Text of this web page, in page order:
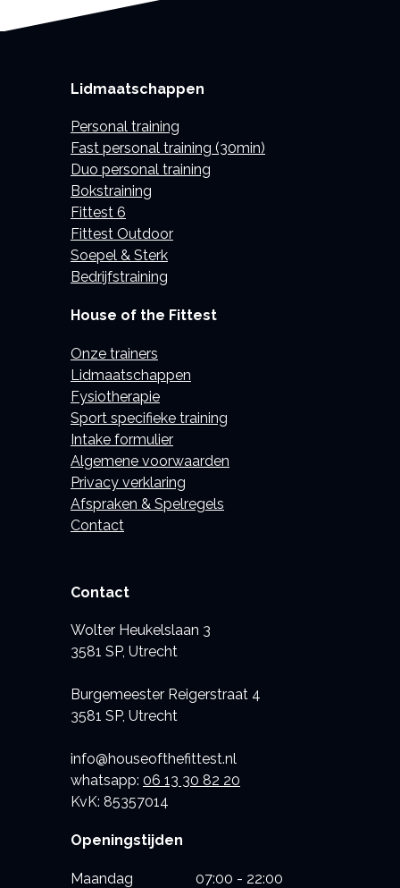
Lidmaatschappen
Personal training
Fast personal training (30min)
Duo personal training
Bokstraining
Fittest 6
Fittest Outdoor
Soepel & Sterk
Bedrijfstraining
House of the Fittest
Onze trainers
Lidmaatschappen
Fysiotherapie
Sport specifieke training
Intake formulier
Algemene voorwaarden
Privacy verklaring
Afspraken & Spelregels
Contact
Contact
Wolter Heukelslaan 3
3581 SP, Utrecht
Burgemeester Reigerstraat 4
3581 SP, Utrecht
info@houseofthefittest.nl
whatsapp: 06 13 30 82 20
KvK: 85357014
Openingstijden
Maandag
07:00 - 22:00